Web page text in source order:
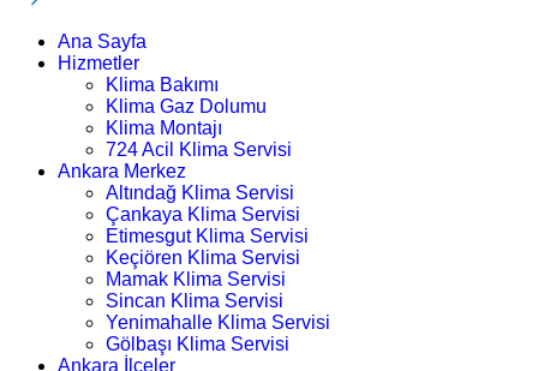
Ana Sayfa
Hizmetler
Klima Bakımı
Klima Gaz Dolumu
Klima Montajı
724 Acil Klima Servisi
Ankara Merkez
Altındağ Klima Servisi
Çankaya Klima Servisi
Etimesgut Klima Servisi
Keçiören Klima Servisi
Mamak Klima Servisi
Sincan Klima Servisi
Yenimahalle Klima Servisi
Gölbaşı Klima Servisi
Ankara İlçeler